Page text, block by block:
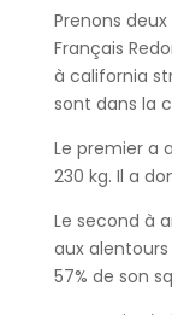
Prenons
Français
à california
sont dans la
Le premier a
230 kg. Il a
Le second à
aux
57% de son